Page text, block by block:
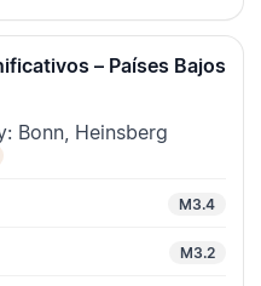
– Países Bajos
Bonn, Heinsberg
M3.4
M3.2